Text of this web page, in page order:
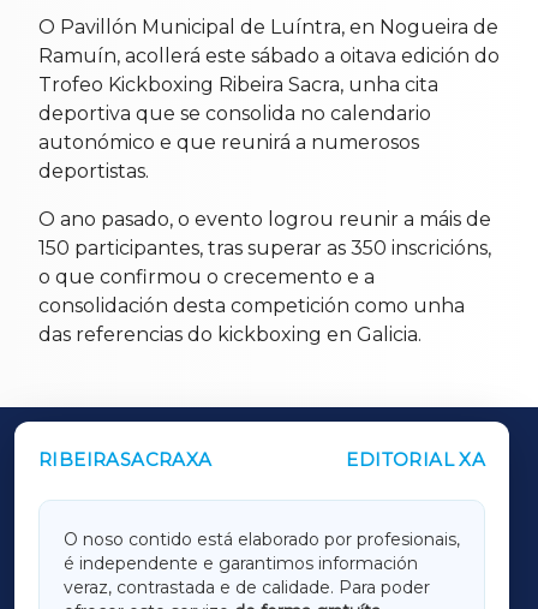
O Pavillón Municipal de Luíntra, en Nogueira de
Ramuín, acollerá este sábado a oitava edición do
Trofeo Kickboxing Ribeira Sacra, unha cita
deportiva que se consolida no calendario
autonómico e que reunirá a numerosos
deportistas.
O ano pasado, o evento logrou reunir a máis de
150 participantes, tras superar as 350 inscricións,
o que confirmou o crecemento e a
consolidación desta competición como unha
das referencias do kickboxing en Galicia.
RIBEIRASACRAXA EDITORIAL XA
O noso contido está elaborado por profesionais,
é independente e garantimos información
veraz, contrastada e de calidade. Para poder
OUTROS PERIÓDICOS
LUGOXA